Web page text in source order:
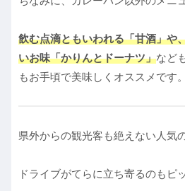
飲む点滴ともいわれる「甘酒」や
いお味「かりんとドーナツ」など
もお手頃で美味しくオススメです。
県外からの観光客も絶えない人気
ドライブがてらに立ち寄るのもピ